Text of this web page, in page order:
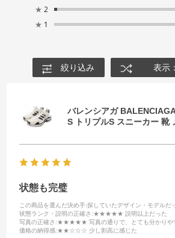
★ 2
★ 1
絞り込み 表示
バレンシアガ
S トリプルS スニーカー 靴
状態も完璧
この商品を選んだ決め手:探していたデザイン・モデルだ
状態ランク・説明の正確さ :★★★★★ 説明以上だった
写真の正確さ :★★★★★ 写真の通りで、とても分かりや
価格の納得感:★★☆☆☆ 少し割高に感じた